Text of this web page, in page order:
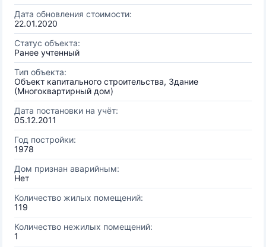
Дата обновления стоимости:
22.01.2020
Статус объекта:
Ранее учтенный
Тип объекта:
Объект капитального строительства, Здание
(Многоквартирный дом)
Дата постановки на учёт:
05.12.2011
Год постройки:
1978
Дом признан аварийным:
Нет
Количество жилых помещений:
119
Количество нежилых помещений:
1